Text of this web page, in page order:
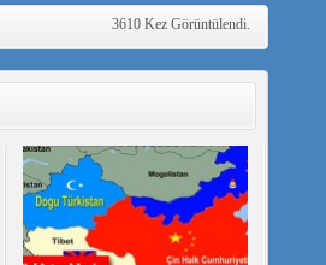
3610 Kez Görüntülendi.